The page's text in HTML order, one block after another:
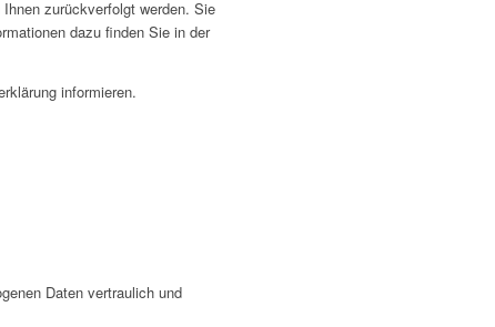
zurückverfolgt werden. Sie
dazu finden Sie in der
informieren.
Daten vertraulich und